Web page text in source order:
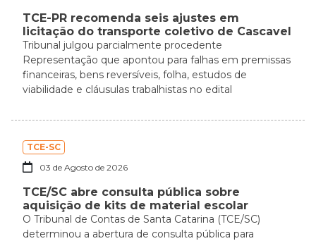
TCE-PR recomenda seis ajustes em
licitação do transporte coletivo de Cascavel
Tribunal julgou parcialmente procedente
Representação que apontou para falhas em premissas
financeiras, bens reversíveis, folha, estudos de
viabilidade e cláusulas trabalhistas no edital
TCE-SC
03 de Agosto de 2026
TCE/SC abre consulta pública sobre
aquisição de kits de material escolar
O Tribunal de Contas de Santa Catarina (TCE/SC)
determinou a abertura de consulta pública para